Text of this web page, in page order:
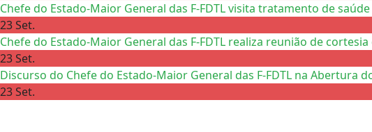
Chefe do Estado-Maior General das F-FDTL visita tratamento de
23 Set.
Chefe do Estado-Maior General das F-FDTL realiza reunião de
23 Set.
Discurso do Chefe do Estado-Maior General das F-FDTL na Abertura
23 Set.